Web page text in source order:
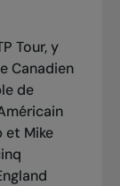
Tour, y
Canadien
de
et Mike